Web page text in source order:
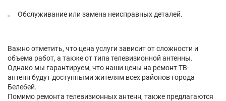
Обслуживание или замена неисправных деталей.
Важно отметить, что цена услуги зависит от сложности и
объема работ, а также от типа телевизионной антенны.
Однако мы гарантируем, что наши цены на ремонт ТВ-
антенн будут доступными жителям всех районов города
Белебей.
Помимо ремонта телевизионных антенн, также предлагаются